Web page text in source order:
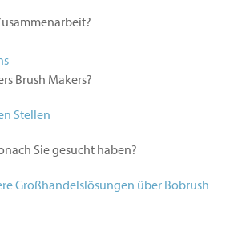
Brush Makers?
Stellen
Sie gesucht haben?
Großhandelslösungen über Bobrush